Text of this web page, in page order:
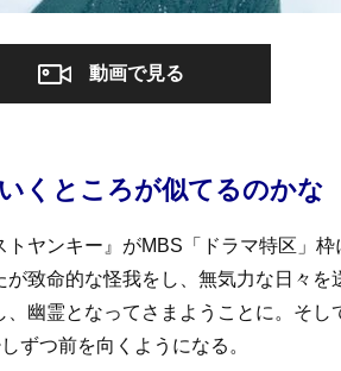
動画で見る
くところが似てるのかな
ヤンキー』がMBS「ドラマ特区」
致命的な怪我をし、無気力な日々を
幽霊となってさまようことに。そし
ずつ前を向くようになる。